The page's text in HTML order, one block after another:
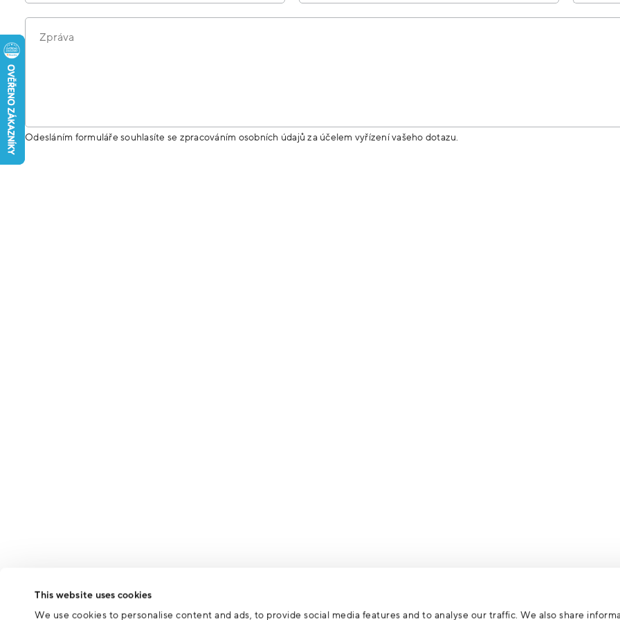
This website uses cookies
We use cookies to personalise content and ads, to provide social media features and to analyse our traffic. We also share
Zpráva
Odesláním formuláře souhlasíte se zpracováním osobních údajů za účelem vyřízení vašeho dotazu.